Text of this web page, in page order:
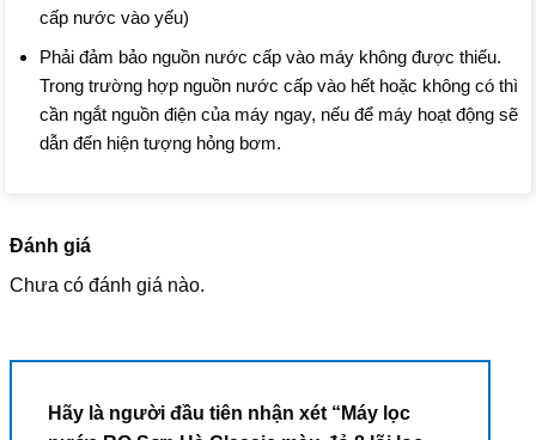
cấp nước vào yếu)
Phải đảm bảo nguồn nước cấp vào máy không được thiếu.
Trong trường hợp nguồn nước cấp vào hết hoặc không có thì
cần ngắt nguồn điện của máy ngay, nếu để máy hoạt động sẽ
dẫn đến hiện tượng hỏng bơm.
Đánh giá
Chưa có đánh giá nào.
Hãy là người đầu tiên nhận xét “Máy lọc